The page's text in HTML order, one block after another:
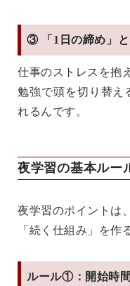
③ 「1日の締め」
仕事のストレスを抱
勉強で頭を切り替え
れる んです。
夜学習の基本ルー
夜学習のポイントは、
「続く仕組み」を作
ルール①：開始時